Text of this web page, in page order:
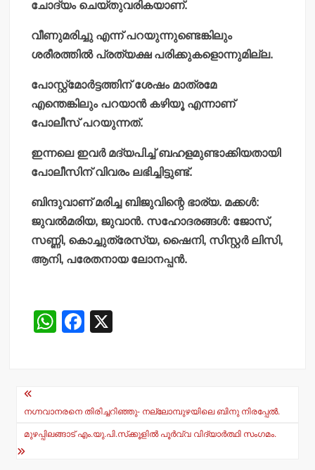
ചോദ്യം ചെയ്തുവരികയാണ്.
വീണുമരിച്ചു എന്ന് പറയുന്നുണ്ടെങ്കിലും
ശരീരത്തില്‍ പ്രത്യക്ഷ പരിക്കുകളൊന്നുമില്ല.
പോസ്റ്റ്‌മോര്‍ട്ടത്തിന് ശേഷം മാത്രമേ
എന്തെങ്കിലും പറയാന്‍ കഴിയൂ എന്നാണ്
പോലീസ് പറയുന്നത്.
ഇന്നലെ ഇവര്‍ മദ്യപിച്ച് ബഹളമുണ്ടാക്കിയതായി
പോലീസിന് വിവരം ലഭിച്ചിട്ടുണ്ട്.
ബിന്ദുവാണ് മരിച്ച ബിജുവിന്റെ ഭാര്യ. മക്കള്‍:
ജുവല്‍മരിയ, ജുവാന്‍. സഹോദരങ്ങള്‍: ജോസ്,
സണ്ണി, കൊച്ചുത്രേസ്യ, ഷൈനി, സിസ്റ്റര്‍ ലിസി,
ആനി, പരേതനായ ലോനപ്പന്‍.
W
A
p
F
b
o
Post
navigation
നഗ്നവാനരനെ തിരിച്ചറിഞ്ഞു- നല്ലോമ്പുഴയിലെ ബിനു നിരപ്പേല്‍.
മുഴപ്പിലങ്ങാട് എം.യു.പി.സ്‌ക്കൂളില്‍ പൂര്‍വ്വ വിദ്യാര്‍ത്ഥി സംഗമം.